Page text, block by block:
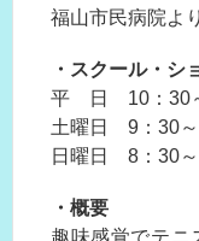
福山市民病院よ
・スクール・シ
平 日 10：30
土曜日 9：30
日曜日 8：30
・概要
趣味感覚でテニ